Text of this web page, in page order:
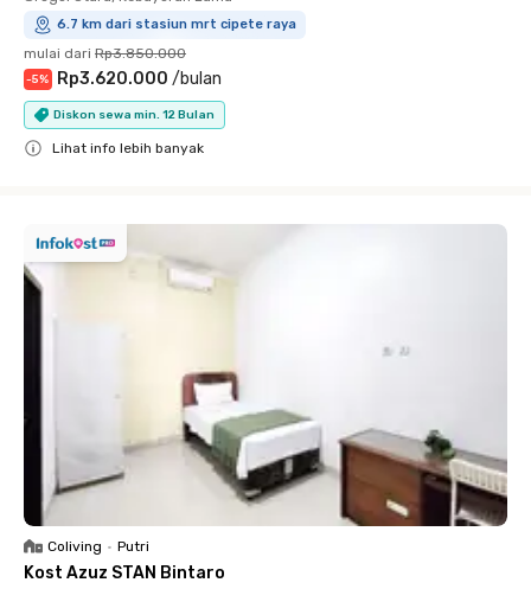
6.7 km dari stasiun mrt cipete raya
mulai dari Rp3.850.000
-5% Rp3.620.000 /bulan
Diskon sewa min. 12 Bulan
Lihat info lebih banyak
Coliving • Putri
Kost Azuz STAN Bintaro